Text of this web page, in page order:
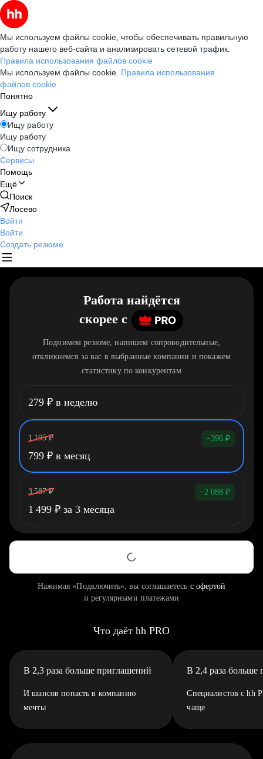
Мы используем файлы cookie, чтобы обеспечивать правильную
работу нашего веб-сайта и анализировать сетевой трафик.
Правила использования файлов cookie
Мы используем файлы cookie. Правила использования
файлов cookie
Понятно
Ищу работу
Ищу работу
Ищу работу
Ищу сотрудника
Сервисы
Помощь
Ещё
Поиск
Лосево
Войти
Войти
Создать резюме
Работа найдётся
скорее c
Поднимем резюме, напишем сопроводительные,
откликнемся за вас в выбранные компании и покажем
статистику по конкурентам
279 ₽ в неделю
1 195 ₽ −396 ₽
799 ₽ в месяц
3 587 ₽ −2 088 ₽
1 499 ₽ за 3 месяца
Нажимая «Подключить», вы соглашаетесь с офертой
и регулярными платежами
Что даёт hh PRO
В 2,3 раза больше приглашений
И шансов попасть в компанию
мечты
В 2,4 раза больше
Специалистов с hh
чаще